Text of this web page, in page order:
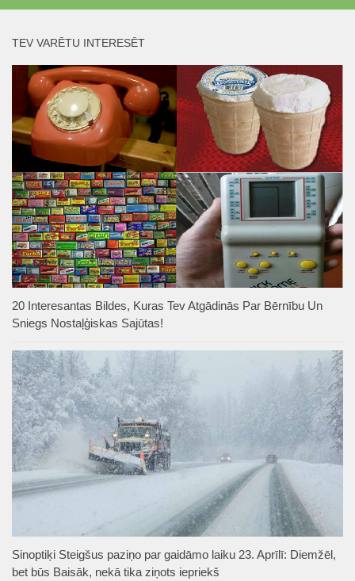
TEV VARĒTU INTERESĒT
20 Interesantas Bildes, Kuras Tev Atgādinās Par Bērnību Un
Sniegs Nostaļģiskas Sajūtas!
Sinoptiķi Steigšus paziņo par gaidāmo laiku 23. Aprīlī: Diemžēl,
bet būs Baisāk, nekā tika ziņots iepriekš